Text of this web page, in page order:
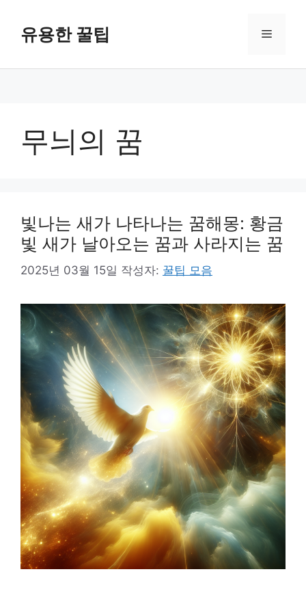
유용한 꿀팁 메
무늬의 꿈
빛나는 새가 나타나는 꿈해몽: 황금
빛 새가 날아오는 꿈과 사라지는 꿈
2025년 03월 15일 작성자: 꿀팁 모음